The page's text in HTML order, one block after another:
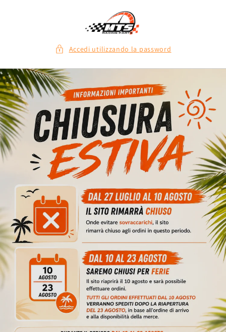
Accedi utilizzando la password